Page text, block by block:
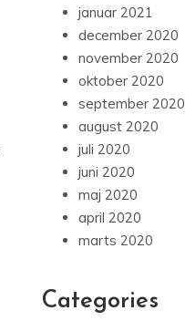
januar 2021
december 2020
november 2020
oktober 2020
september 2020
august 2020
juli 2020
juni 2020
maj 2020
april 2020
marts 2020
Categories